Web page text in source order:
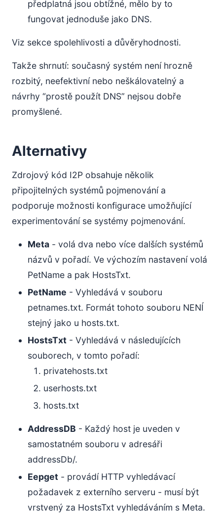
předplatná jsou obtížné, mělo by to
fungovat jednoduše jako DNS.
Viz sekce spolehlivosti a důvěryhodnosti.
Takže shrnutí: současný systém není hrozně
rozbitý, neefektivní nebo neškálovatelný a
návrhy “prostě použít DNS” nejsou dobře
promyšlené.
Alternativy
Zdrojový kód I2P obsahuje několik
připojitelných systémů pojmenování a
podporuje možnosti konfigurace umožňující
experimentování se systémy pojmenování.
Meta - volá dva nebo více dalších systémů
názvů v pořadí. Ve výchozím nastavení volá
PetName a pak HostsTxt.
PetName - Vyhledává v souboru
petnames.txt. Formát tohoto souboru NENÍ
stejný jako u hosts.txt.
HostsTxt - Vyhledává v následujících
souborech, v tomto pořadí:
privatehosts.txt
userhosts.txt
hosts.txt
AddressDB - Každý host je uveden v
samostatném souboru v adresáři
addressDb/.
Eepget - provádí HTTP vyhledávací
požadavek z externího serveru - musí být
vrstvený za HostsTxt vyhledáváním s Meta.